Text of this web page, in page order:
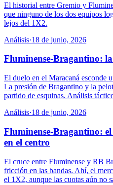
El historial entre Gremio y
que ninguno de los dos equipos
lejos del 1X2.
Análisis·18 de junio, 2026
Fluminense-Bragantino:
El duelo en el Maracaná esconde
La presión de Bragantino y la
partido de esquinas. Análisis
Análisis·18 de junio, 2026
Fluminense-Bragantino:
en el centro
El cruce entre Fluminense y RB
fricción en las bandas. Ahí, el
el 1X2, aunque las cuotas aún no